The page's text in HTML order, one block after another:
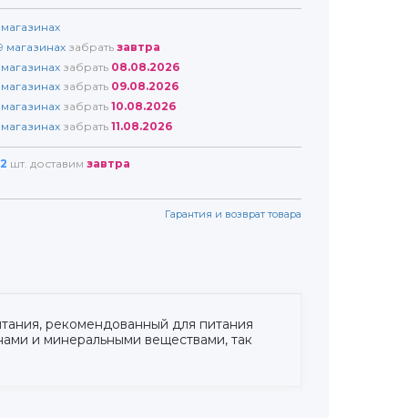
магазинах
магазинах забрать завтра
магазинах забрать 08.08.2026
магазинах забрать 09.08.2026
магазинах забрать 10.08.2026
магазинах забрать 11.08.2026
2 шт. доставим завтра
Гарантия и возврат товара
рекомендованный для питания
и минеральными веществами, так